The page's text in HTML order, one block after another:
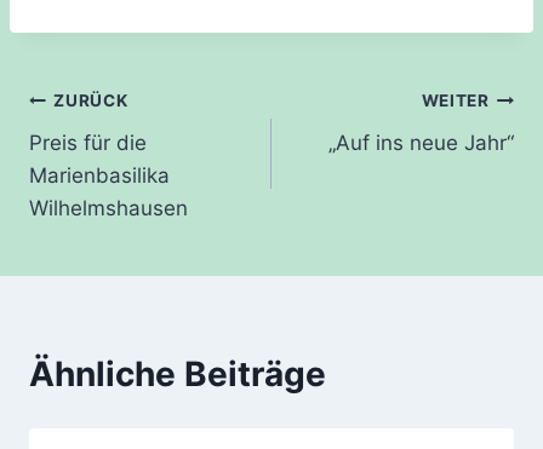
Beitragsnavigation
ZURÜCK
Preis für die
Marienbasilika
Wilhelmshausen
WEITER
„Auf ins neue Jahr“
Ähnliche Beiträge